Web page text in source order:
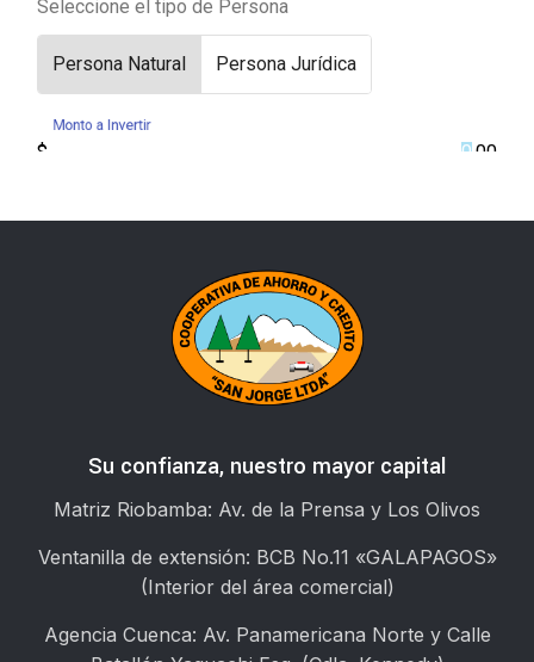
Su confianza, nuestro mayor capital
Matriz Riobamba: Av. de la Prensa y Los Olivos
Ventanilla de extensión: BCB No.11 «GALAPAGOS»
(Interior del área comercial)
Agencia Cuenca: Av. Panamericana Norte y Calle